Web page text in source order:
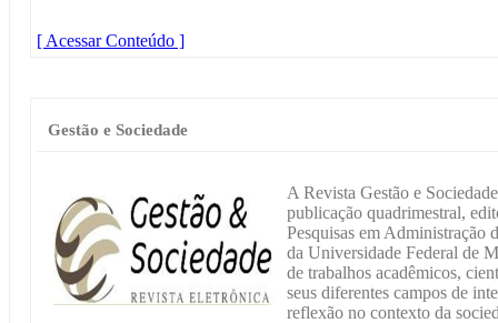
[ Acessar Conteúdo ]
Gestão e Sociedade
A Revista Gestão e
publicação quadrimestral,
Pesquisas em Administração
da Universidade Federal de
de trabalhos acadêmicos,
seus diferentes campos de
reflexão no contexto da